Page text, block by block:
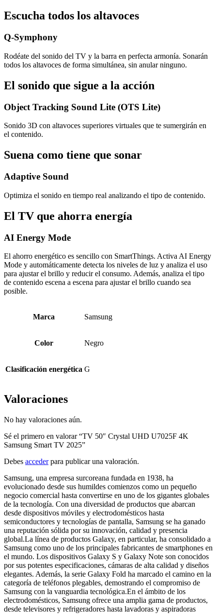
Escucha todos los altavoces
Q-Symphony
Rodéate del sonido del TV y la barra en perfecta armonía. Sonarán
todos los altavoces de forma simultánea, sin anular ninguno.
El sonido que sigue a la acción
Object Tracking Sound Lite (OTS Lite)
Sonido 3D con altavoces superiores virtuales que te sumergirán en
el contenido.
Suena como tiene que sonar
Adaptive Sound
Optimiza el sonido en tiempo real analizando el tipo de contenido.
El TV que ahorra energía
AI Energy Mode
El ahorro energético es sencillo con SmartThings. Activa AI Energy
Mode y automáticamente detecta los niveles de luz y analiza el uso
para ajustar el brillo y reducir el consumo. Además, analiza el tipo
de contenido escena a escena para ajustar el brillo cuando sea
posible.
Marca Samsung
Color Negro
Clasificación energética G
Valoraciones
No hay valoraciones aún.
Sé el primero en valorar “TV 50″ Crystal UHD U7025F 4K
Samsung Smart TV 2025”
Debes accederpara publicar una valoración.
Samsung, una empresa surcoreana fundada en 1938, ha
evolucionado desde sus humildes comienzos como un pequeño
negocio comercial hasta convertirse en uno de los gigantes globales
de la tecnología. Con una diversidad de productos que abarcan
desde dispositivos móviles y electrodomésticos hasta
semiconductores y tecnologías de pantalla, Samsung se ha ganado
una reputación sólida por su innovación, calidad y presencia
global.La línea de productos Galaxy, en particular, ha consolidado a
Samsung como uno de los principales fabricantes de smartphones en
el mundo. Los dispositivos Galaxy S y Galaxy Note son conocidos
por sus potentes especificaciones, cámaras de alta calidad y diseños
elegantes. Además, la serie Galaxy Fold ha marcado el camino en la
categoría de teléfonos plegables, demostrando el compromiso de
Samsung con la vanguardia tecnológica.En el ámbito de los
electrodomésticos, Samsung ofrece una amplia gama de productos,
desde televisores y refrigeradores hasta lavadoras y aspiradoras